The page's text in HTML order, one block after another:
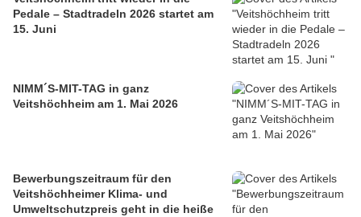
Pedale – Stadtradeln 2026 startet am
15. Juni
NIMM´S-MIT-TAG in ganz
Veitshöchheim am 1. Mai 2026
Bewerbungszeitraum für den
Veitshöchheimer Klima- und
Umweltschutzpreis geht in die heiße